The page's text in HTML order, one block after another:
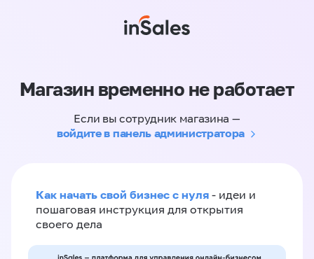
Магазин временно не работает
Если вы сотрудник магазина —
войдите в панель администратора
Как начать свой бизнес с нуля - идеи и
пошаговая инструкция для открытия
своего дела